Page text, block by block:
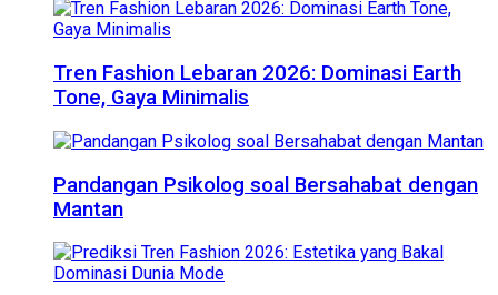
Tren Fashion Lebaran 2026: Dominasi Earth
Tone, Gaya Minimalis
Pandangan Psikolog soal Bersahabat dengan
Mantan